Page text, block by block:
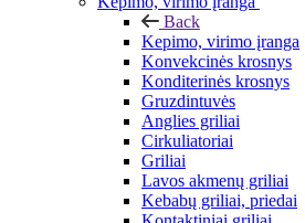
Back
Kepimo, virimo įranga
Konvekcinės krosnys
Konditerinės krosnys
Gruzdintuvės
Anglies griliai
Cirkuliatoriai
Griliai
Lavos akmenų griliai
Kebabų griliai, priedai